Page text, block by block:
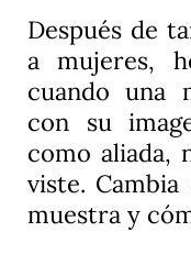
Después de
a mujeres,
cuando una
con su
como aliada,
viste.
muestra y